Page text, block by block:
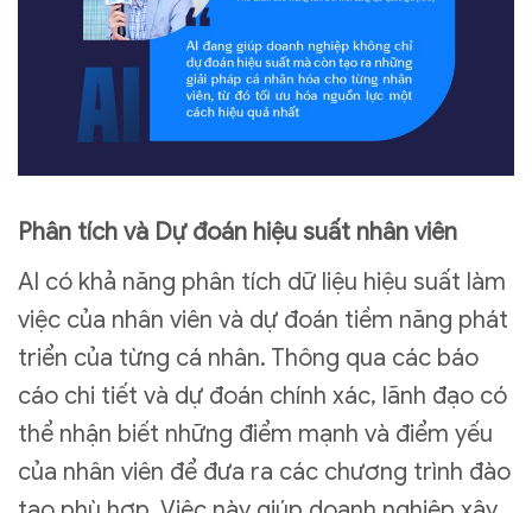
Phân tích và Dự đoán hiệu suất nhân viên
AI có khả năng phân tích dữ liệu hiệu suất làm
việc của nhân viên và dự đoán tiềm năng phát
triển của từng cá nhân. Thông qua các báo
cáo chi tiết và dự đoán chính xác, lãnh đạo có
thể nhận biết những điểm mạnh và điểm yếu
của nhân viên để đưa ra các chương trình đào